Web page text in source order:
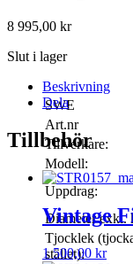
8 995,00 kr
Slut i lager
Beskrivning
SWE
Art.nr
Tillverkare:
Modell:
Uppdrag:
Diameter exkl.
Tjocklek
stället):
Dela
Tillbehör
Vintage
1 500,00 kr